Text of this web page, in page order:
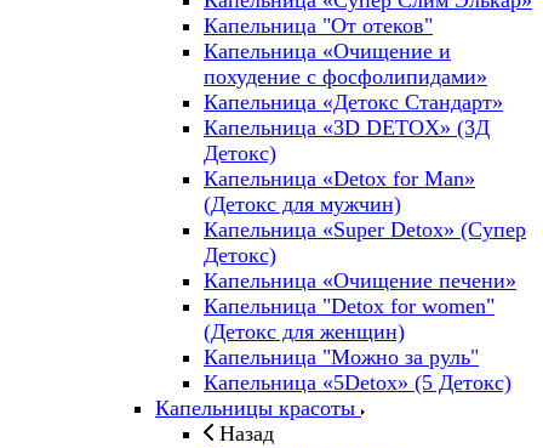
Капельница "От отеков"
Капельница «Очищение и
похудение с фосфолипидами»
Капельница «Детокс Стандарт»
Капельница «3D DETOX» (3Д
Детокс)
Капельница «Detox for Man»
(Детокс для мужчин)
Капельница «Super Detox» (Супер
Детокс)
Капельница «Очищение печени»
Капельница "Detox for women"
(Детокс для женщин)
Капельница "Можно за руль"
Капельница «5Detox» (5 Детокс)
Капельницы красоты
Назад